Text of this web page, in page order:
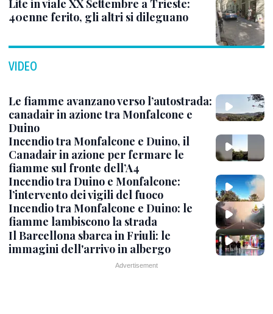
Lite in viale XX Settembre a Trieste:
40enne ferito, gli altri si dileguano
VIDEO
Le fiamme avanzano verso l’autostrada:
canadair in azione tra Monfalcone e
Duino
Incendio tra Monfalcone e Duino, il
Canadair in azione per fermare le
fiamme sul fronte dell’A4
Incendio tra Duino e Monfalcone:
l’intervento dei vigili del fuoco
Incendio tra Monfalcone e Duino: le
fiamme lambiscono la strada
Il Barcellona sbarca in Friuli: le
immagini dell'arrivo in albergo